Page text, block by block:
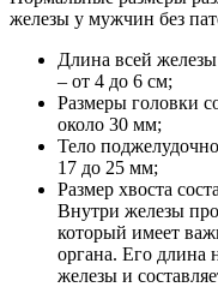
железы у мужчин без
Длина всей
– от 4 до 6 см;
Размеры головки
около 30 мм;
Тело
17 до 25 мм;
Размер хвоста
Внутри железы
который имеет
органа. Его длина
железы и